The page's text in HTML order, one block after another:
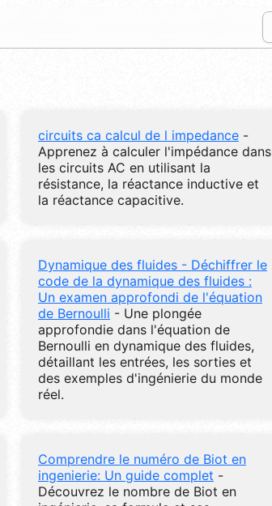
circuits ca calcul de l impedance -
Apprenez à calculer l'impédance dans
les circuits AC en utilisant la
résistance, la réactance inductive et
la réactance capacitive.
Dynamique des fluides - Déchiffrer le
code de la dynamique des fluides :
Un examen approfondi de l'équation
de Bernoulli - Une plongée
approfondie dans l'équation de
Bernoulli en dynamique des fluides,
détaillant les entrées, les sorties et
des exemples d'ingénierie du monde
réel.
Comprendre le numéro de Biot en
ingenierie: Un guide complet -
Découvrez le nombre de Biot en